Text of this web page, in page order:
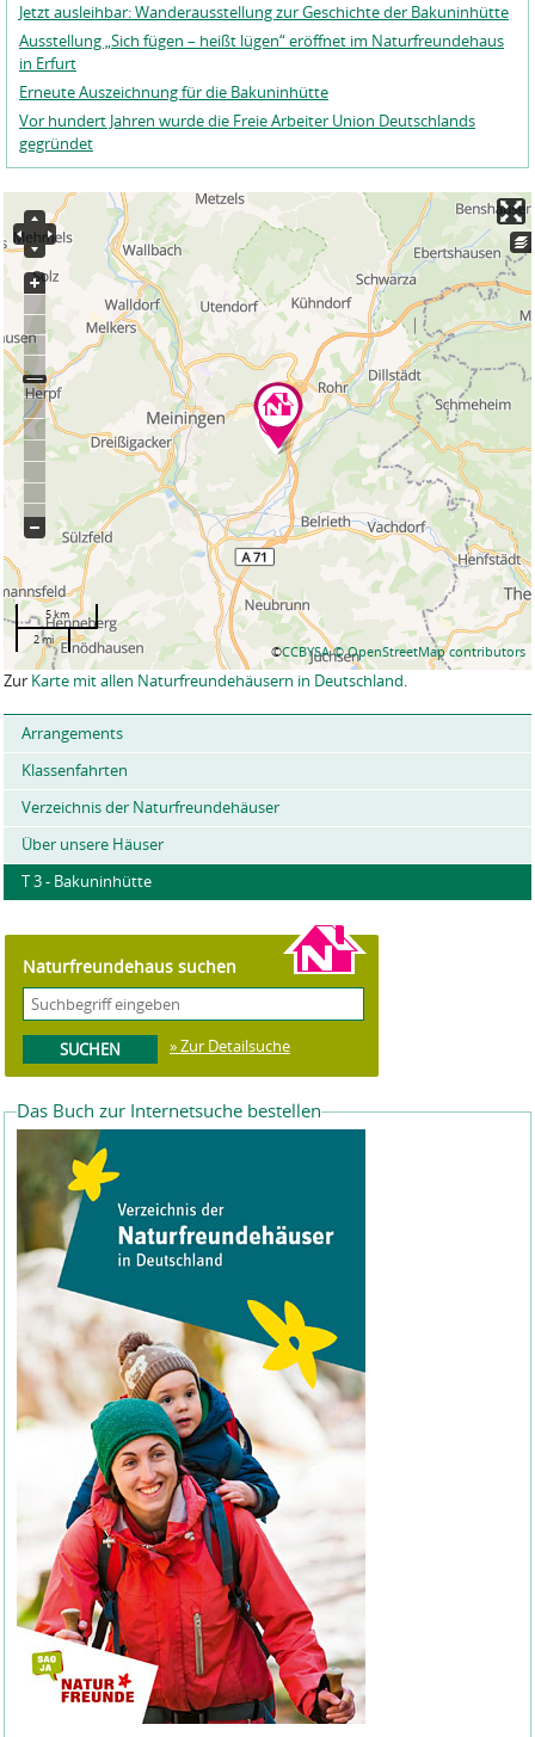
Jetzt ausleihbar: Wanderausstellung zur Geschichte der Bakuninhütte
Ausstellung „Sich fügen – heißt lügen“ eröffnet im Naturfreundehaus
in Erfurt
Erneute Auszeichnung für die Bakuninhütte
Vor hundert Jahren wurde die Freie Arbeiter Union Deutschlands
gegründet
©CCBYSA © OpenStreetMap contributors
5 km
2 mi
Zur Karte mit allen Naturfreundehäusern in Deutschland.
Arrangements
Klassenfahrten
Verzeichnis der Naturfreundehäuser
Über unsere Häuser
T 3 - Bakuninhütte
Naturfreundehaus suchen
» Zur Detailsuche
Das Buch zur Internetsuche bestellen